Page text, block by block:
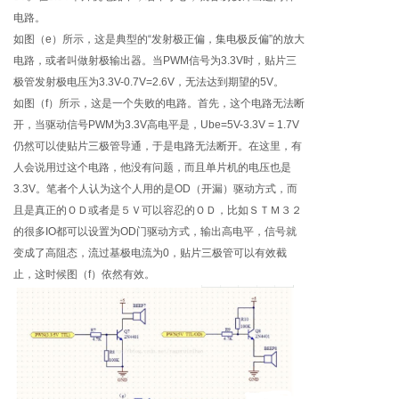
电路。
如图（e）所示，这是典型的“发射极正偏，集电极反偏”的放大
电路，或者叫做射极输出器。当PWM信号为3.3V时，贴片三
极管发射极电压为3.3V-0.7V=2.6V，无法达到期望的5V。
如图（f）所示，这是一个失败的电路。首先，这个电路无法断
开，当驱动信号PWM为3.3V高电平是，Ube=5V-3.3V = 1.7V
仍然可以使贴片三极管导通，于是电路无法断开。在这里，有
人会说用过这个电路，他没有问题，而且单片机的电压也是
3.3V。笔者个人认为这个人用的是OD（开漏）驱动方式，而
且是真正的ＯＤ或者是５Ｖ可以容忍的ＯＤ，比如ＳＴＭ３２
的很多IO都可以设置为OD门驱动方式，输出高电平，信号就
变成了高阻态，流过基极电流为0，贴片三极管可以有效截
止，这时候图（f）依然有效。